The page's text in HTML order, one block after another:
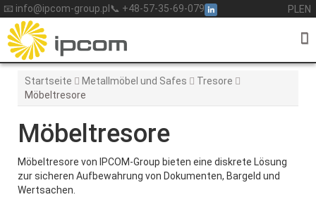
Skip
to
content
📧 info@ipcom-group.pl 📞 +48-57-35-69-079 PL EN
Startseite Metallmöbel und Safes
Tresore
Möbeltresore
Möbeltresore
Möbeltresore von IPCOM-Group bieten eine diskrete Lösung
zur sicheren Aufbewahrung von Dokumenten, Bargeld und
Wertsachen.